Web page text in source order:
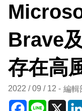
Brave
存在高
2022 / 09 / 12 編輯
Facebook
Line X